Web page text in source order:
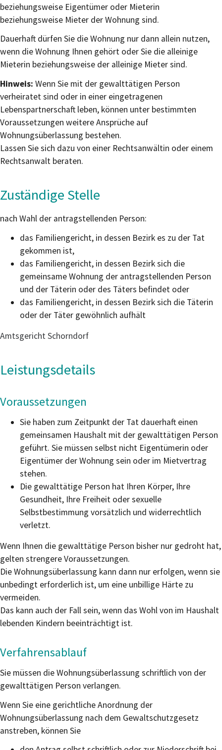
beziehungsweise Eigentümer oder Mieterin
beziehungsweise Mieter der Wohnung sind.
Dauerhaft dürfen Sie die Wohnung nur dann allein nutzen,
wenn die Wohnung Ihnen gehört oder Sie die alleinige
Mieterin beziehungsweise der alleinige Mieter sind.
Hinweis: Wenn Sie mit der gewalttätigen Person
verheiratet sind oder in einer eingetragenen
Lebenspartnerschaft leben, können unter bestimmten
Voraussetzungen weitere Ansprüche auf
Wohnungsüberlassung bestehen.
Lassen Sie sich dazu von einer Rechtsanwältin oder einem
Rechtsanwalt beraten.
Zuständige Stelle
nach Wahl der antragstellenden Person:
das Familiengericht, in dessen Bezirk es zu der Tat
gekommen ist,
das Familiengericht, in dessen Bezirk sich die
gemeinsame Wohnung der antragstellenden Person
und der Täterin oder des Täters befindet oder
das Familiengericht, in dessen Bezirk sich die Täterin
oder der Täter gewöhnlich aufhält
Amtsgericht Schorndorf
Leistungsdetails
Voraussetzungen
Sie haben zum Zeitpunkt der Tat dauerhaft einen
gemeinsamen Haushalt mit der gewalttätigen Person
geführt. Sie müssen selbst nicht Eigentümerin oder
Eigentümer der Wohnung sein oder im Mietvertrag
stehen.
Die gewalttätige Person hat Ihren Körper, Ihre
Gesundheit, Ihre Freiheit oder sexuelle
Selbstbestimmung vorsätzlich und widerrechtlich
verletzt.
Wenn Ihnen die gewalttätige Person bisher nur gedroht hat,
gelten strengere Voraussetzungen.
Die Wohnungsüberlassung kann dann nur erfolgen, wenn sie
unbedingt erforderlich ist, um eine unbillige Härte zu
vermeiden.
Das kann auch der Fall sein, wenn das Wohl von im Haushalt
lebenden Kindern beeinträchtigt ist.
Verfahrensablauf
Sie müssen die Wohnungsüberlassung schriftlich von der
gewalttätigen Person verlangen.
Wenn Sie eine gerichtliche Anordnung der
Wohnungsüberlassung nach dem Gewaltschutzgesetz
anstreben, können Sie